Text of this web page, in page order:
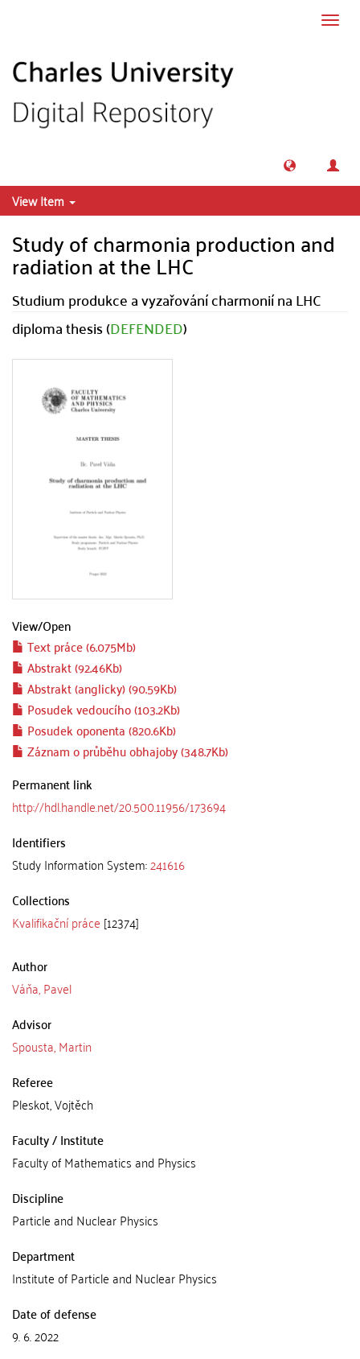
View Item
Study of charmonia production and
radiation at the LHC
Studium produkce a vyzařování charmonií na LHC
diploma thesis (DEFENDED)
View/Open
Text práce (6.075Mb)
Abstrakt (92.46Kb)
Abstrakt (anglicky) (90.59Kb)
Posudek vedoucího (103.2Kb)
Posudek oponenta (820.6Kb)
Záznam o průběhu obhajoby (348.7Kb)
Permanent link
http://hdl.handle.net/20.500.11956/173694
Identifiers
Study Information System:241616
Collections
Kvalifikační práce [12374]
Author
Váňa, Pavel
Advisor
Spousta, Martin
Referee
Pleskot, Vojtěch
Faculty / Institute
Faculty of Mathematics and Physics
Discipline
Particle and Nuclear Physics
Department
Institute of Particle and Nuclear Physics
Date of defense
9. 6. 2022